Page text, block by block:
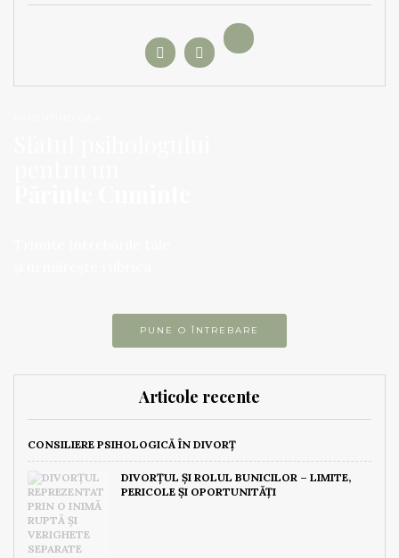
PUNE O ÎNTREBARE
Articole recente
CONSILIERE PSIHOLOGICĂ ÎN DIVORȚ
DIVORȚUL ȘI ROLUL BUNICILOR – LIMITE,
PERICOLE ȘI OPORTUNITĂȚI